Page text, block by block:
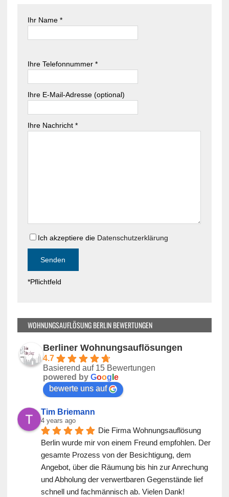
Ihr Name *
t
e
l
a
s
F
e
l
l
e
.
i
t
e
l
a
F
e
d
l
r
.
Ihre Telefonnummer *
Ihre E-Mail-Adresse (optional)
Ihre Nachricht *
Ich akzeptiere die Datenschutzerklärung
*Pflichtfeld
WOHNUNGSAUFLÖSUNG BERLIN BEWERTUNGEN
Berliner Wohnungsauflösungen
4.7
Basierend auf 15 Bewertungen
powered by Goog e
bewerte uns auf
Tim Briemann
4 years ago
Die Firma Wohnungsauflösung
Berlin wurde mir von einem Freund empfohlen. Der
gesamte Prozess von der Besichtigung, dem
Angebot, über die Räumung bis hin zur Anrechung
und Abholung der verwertbaren Gegenstände lief
schnell und fachmännisch ab. Vielen Dank!